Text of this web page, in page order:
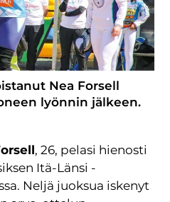
Nea Forsell
lyönnin jälkeen.
, 26, pelasi hienosti
Itä-Länsi -
Neljä juoksua iskenyt